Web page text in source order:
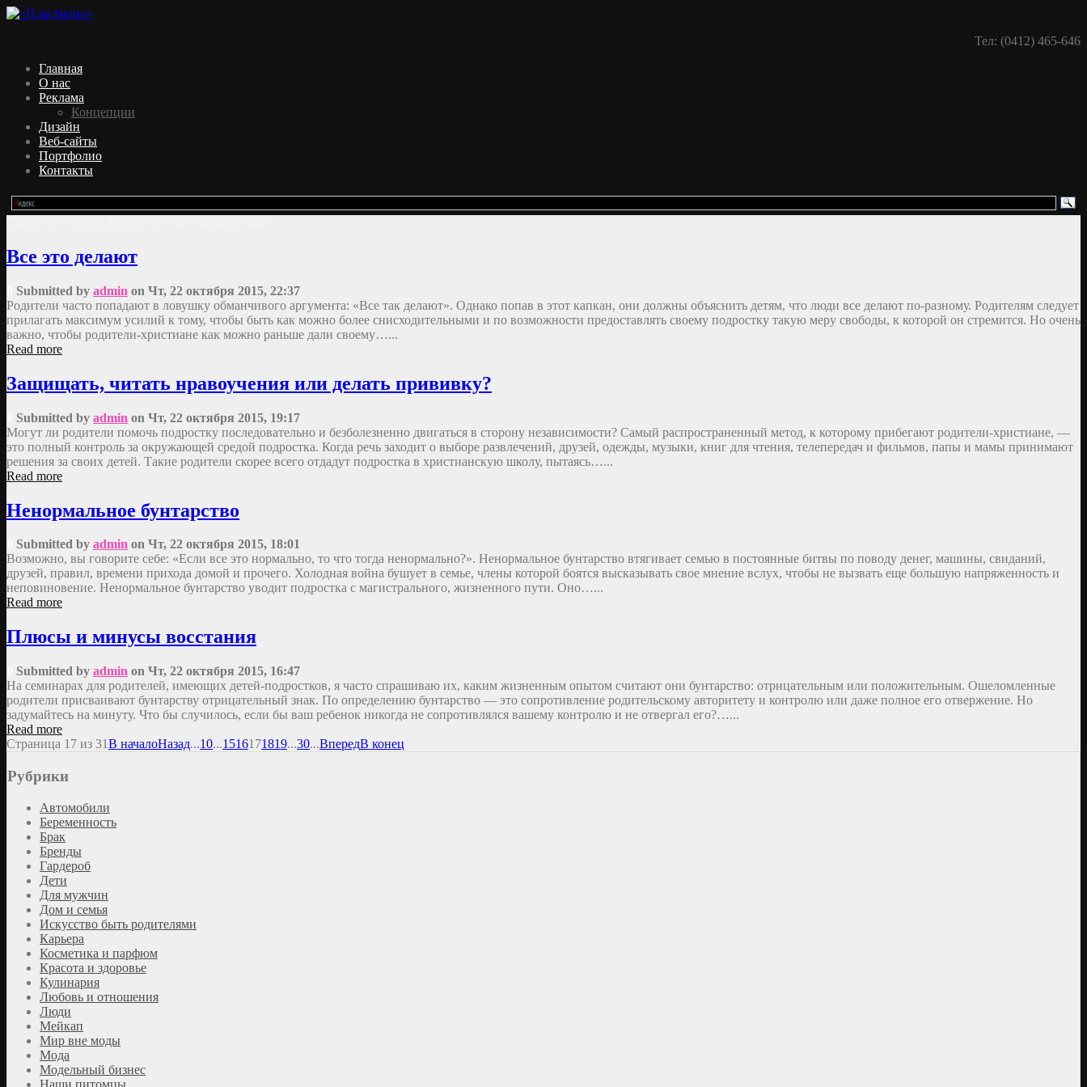
Тел: (0412) 465-646
Главная
О нас
Реклама
Концепции
Дизайн
Веб-сайты
Портфолио
Контакты
Все это делают
Submitted by admin on Чт, 22 октября 2015, 22:37
Родители часто попадают в ловушку обманчивого аргумента: «Все так делают». Однако попав в этот капкан, они должны объяснить детям, что люди все делают по-разному. Родителям следует
прилагать максимум усилий к тому, чтобы быть как можно более снисходительными и по возможности предоставлять своему подростку такую меру свободы, к которой он стремится. Но очень
важно, чтобы родители-христиане как можно раньше дали своему…...
Read more
Защищать, читать нравоучения или делать прививку?
Submitted by admin on Чт, 22 октября 2015, 19:17
Могут ли родители помочь подростку последовательно и безболезненно двигаться в сторону независимости? Самый распространенный метод, к которому прибегают родители-христиане, —
это полный контроль за окружающей средой подростка. Когда речь заходит о выборе развлечений, друзей, одежды, музыки, книг для чтения, телепередач и фильмов, папы и мамы принимают
решения за своих детей. Такие родители скорее всего отдадут подростка в христианскую школу, пытаясь…...
Read more
Ненормальное бунтарство
Submitted by admin on Чт, 22 октября 2015, 18:01
Возможно, вы говорите себе: «Если все это нормально, то что тогда ненормально?». Ненормальное бунтарство втягивает семью в постоянные битвы по поводу денег, машины, свиданий,
друзей, правил, времени прихода домой и прочего. Холодная война бушует в семье, члены которой боятся высказывать свое мнение вслух, чтобы не вызвать еще большую напряженность и
неповиновение. Ненормальное бунтарство уводит подростка с магистрального, жизненного пути. Оно…...
Read more
Плюсы и минусы восстания
Submitted by admin on Чт, 22 октября 2015, 16:47
На семинарах для родителей, имеющих детей-подростков, я часто спрашиваю их, каким жизненным опытом считают они бунтарство: отрицательным или положительным. Ошеломленные
родители присваивают бунтарству отрицательный знак. По определению бунтарство — это сопротивление родительскому авторитету и контролю или даже полное его отвержение. Но
задумайтесь на минуту. Что бы случилось, если бы ваш ребенок никогда не сопротивлялся вашему контролю и не отвергал его?…...
Read more
Страница 17 из 31В началоНазад...10...1516171819...30...ВпередВ конец
Рубрики
Автомобили
Беременность
Брак
Бренды
Гардероб
Дети
Для мужчин
Дом и семья
Искусство быть родителями
Карьера
Косметика и парфюм
Красота и здоровье
Кулинария
Любовь и отношения
Люди
Мейкап
Мир вне моды
Мода
Модельный бизнес
Наши питомцы